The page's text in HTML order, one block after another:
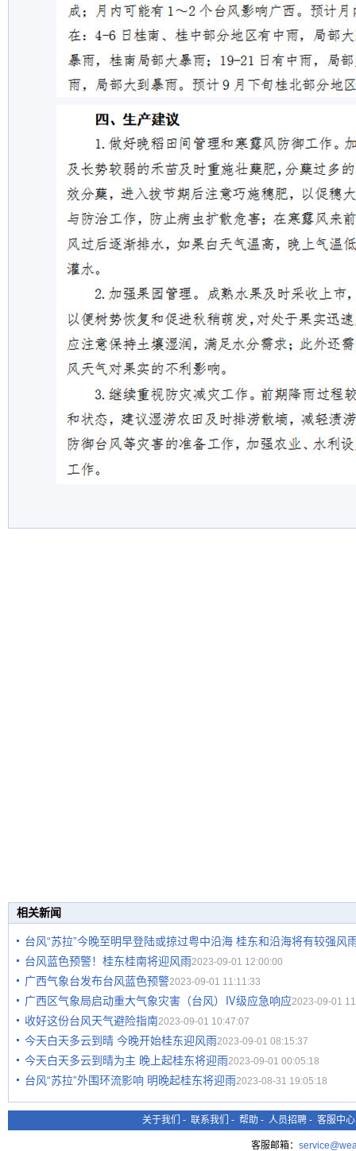
相关新闻
台风“苏拉”今晚至明早登陆或掠过粤中沿海 桂东和沿海将有较强风
台风蓝色预警！桂东桂南将迎风雨2023-09-01 12:00:00
​广西气象台发布台风蓝色预警2023-09-01 11:11:33
广西区气象局启动重大气象灾害（台风）Ⅳ级应急响应2023-09-01
收好这份台风天气避险指南2023-09-01 10:47:07
今天白天多云到晴 今晚开始桂东迎风雨2023-09-01 08:15:37
今天白天多云到晴为主 晚上起桂东将迎雨2023-09-01 00:05:18
台风“苏拉”外围环流影响 明晚起桂东将迎雨2023-08-31 19:05:18
关于我们 - 联系我们 - 帮助 - 人员招聘 - 客服中心
客服邮箱：